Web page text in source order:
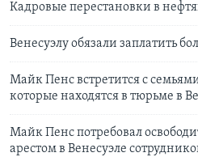
Кадровые перестановки в
Венесуэлу обязали заплатить
Майк Пенс встретится с
которые находятся в тюрьме в
Майк Пенс потребовал
арестом в Венесуэле